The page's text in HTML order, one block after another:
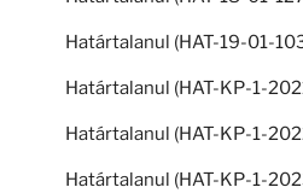
Határtalanul (HAT-19-01-
Határtalanul (HAT-KP-1-
Határtalanul (HAT-KP-1-
Határtalanul (HAT-KP-1-